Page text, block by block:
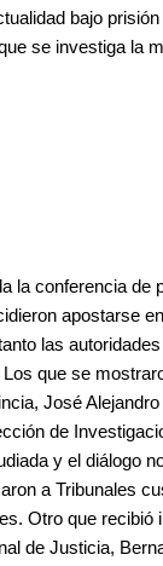
bajo
se investiga la
la conferencia de
apostarse
las
que se
José
de
y el diálogo
a Tribunales
Otro que recibió
de Justicia,